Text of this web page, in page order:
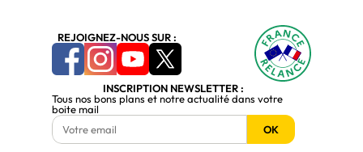
REJOIGNEZ-NOUS SUR :
INSCRIPTION NEWSLETTER :
Tous nos bons plans et notre actualité dans votre
boite mail
OK